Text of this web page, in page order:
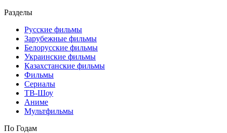
Разделы
Русские фильмы
Зарубежные фильмы
Белорусские фильмы
Украинские фильмы
Казахстанские фильмы
Фильмы
Сериалы
ТВ-Шоу
Аниме
Мультфильмы
По Годам